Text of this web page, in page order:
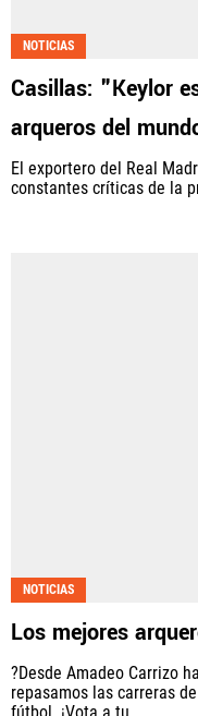
NOTICIAS
Casillas: "Keylor
arqueros del
El exportero del Real
constantes críticas de la
NOTICIAS
Los mejores
?Desde Amadeo Carrizo
repasamos las carreras
fútbol. ¡Vota a tu...